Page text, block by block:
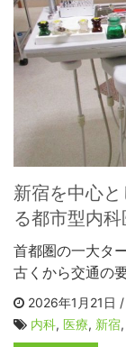
新宿を中心
る都市型内
首都圏の一大タ
古くから交通の
2026年1月21日 /
内科, 医療, 新宿,